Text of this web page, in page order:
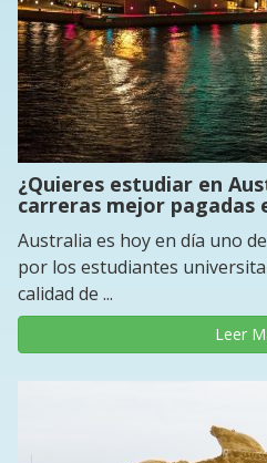
¿Quieres estudiar en
carreras mejor pagadas
Australia es hoy en día uno
por los estudiantes
calidad de ...
Leer